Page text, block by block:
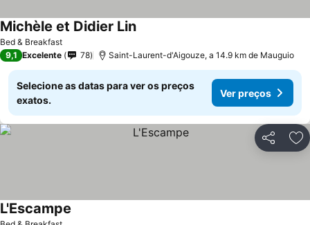
Bed & Breakfast
Michèle et Didier Lin
9,1 Excelente 78 Saint-Laurent-d'Aigouze, a 14.9 km de Mauguio
Selecione as datas para ver os preços
exatos.
Ver preços
Partilhar
L'Escampe